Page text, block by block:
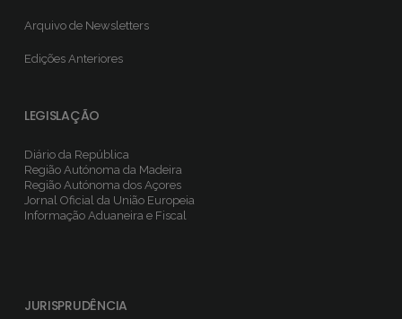
Arquivo de Newsletters
Edições Anteriores
LEGISLAÇÃO
Diário da República
Região Autónoma da Madeira
Região Autónoma dos Açores
Jornal Oficial da União Europeia
Informação Aduaneira e Fiscal
JURISPRUDÊNCIA